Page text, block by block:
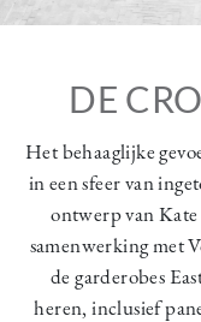
DE
Het behaaglijke
in een sfeer van
ontwerp van
samenwerking met
de garderobes
heren, inclusief